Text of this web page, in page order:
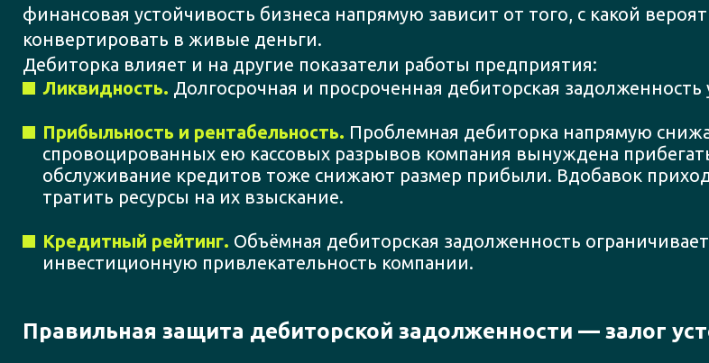
финансовая устойчивость бизнеса напрямую зависит от того, с какой
конвертировать в живые деньги.
Дебиторка влияет и на другие показатели работы предприятия:
Ликвидность. Долгосрочная и просроченная дебиторская
Прибыльность и рентабельность. Проблемная дебиторка напрямую
спровоцированных ею кассовых разрывов компания вынуждена
обслуживание кредитов тоже снижают размер прибыли. Вдобавок
тратить ресурсы на их взыскание.
Кредитный рейтинг. Объёмная дебиторская задолженность
инвестиционную привлекательность компании.
Правильная защита дебиторской задолженности — залог